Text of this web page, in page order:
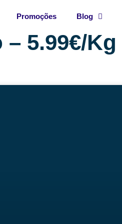
Promoções Blog
5.99€/Kg